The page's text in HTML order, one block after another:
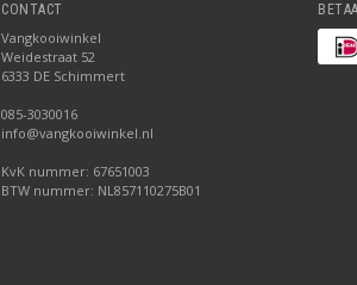
CONTACT
Vangkooiwinkel
Weidestraat 52
6333 DE Schimmert
085-3030016
info@vangkooiwinkel.nl
KvK nummer: 67651003
BTW nummer: NL857110275B01